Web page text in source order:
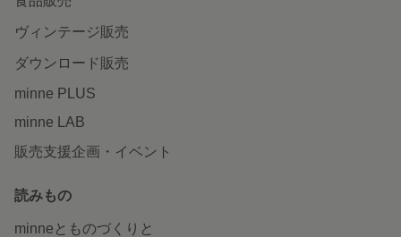
ヴィンテージ販売
ダウンロード販売
minne PLUS
minne LAB
販売支援企画・イベント
読みもの
minneとものづくりと